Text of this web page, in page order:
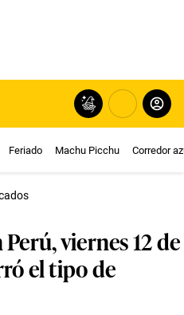
Feriado Machu Picchu Corredor
viernes 12 de
el tipo de